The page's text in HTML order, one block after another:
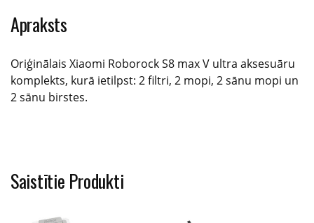
Apraksts
Oriģinālais Xiaomi Roborock S8 max V ultra aksesuāru
komplekts, kurā ietilpst: 2 filtri, 2 mopi, 2 sānu mopi un
2 sānu birstes.
Saistītie Produkti